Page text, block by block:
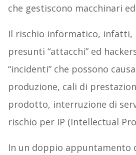
che gestiscono macchinari
Il rischio informatico, infatti,
presunti “attacchi” ed
“incidenti” che possono
produzione, cali di
prodotto, interruzione di
rischio per IP (Intellectual
In un doppio appuntamento